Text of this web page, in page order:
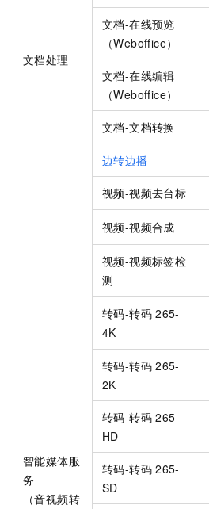
文档处理
文档-在线预览
（Weboffice）
文档-在线编辑
（Weboffice）
文档-文档转换
智能媒体服
务
（音视频转
边转边播
视频-视频去台标
视频-视频合成
视频-视频标签检
测
转码-转码 265-
4K
转码-转码 265-
2K
转码-转码 265-
HD
转码-转码 265-
SD